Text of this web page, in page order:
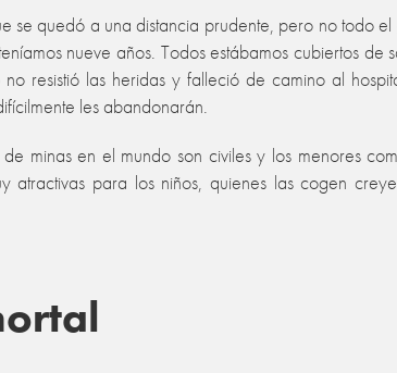
se quedó a una distancia prudente, pero no todo
nueve años. Todos estábamos cubiertos
resistió las heridas y falleció de camino al
les abandonarán.
minas en el mundo son civiles y los menores
atractivas para los niños, quienes las cogen